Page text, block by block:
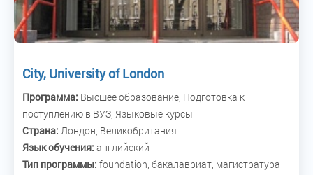
City, University of London
Программа: Высшее образование, Подготовка к
поступлению в ВУЗ, Языковые курсы
Страна: Лондон, Великобритания
Язык обучения: английский
Тип программы: foundation, бакалавриат, магистратура